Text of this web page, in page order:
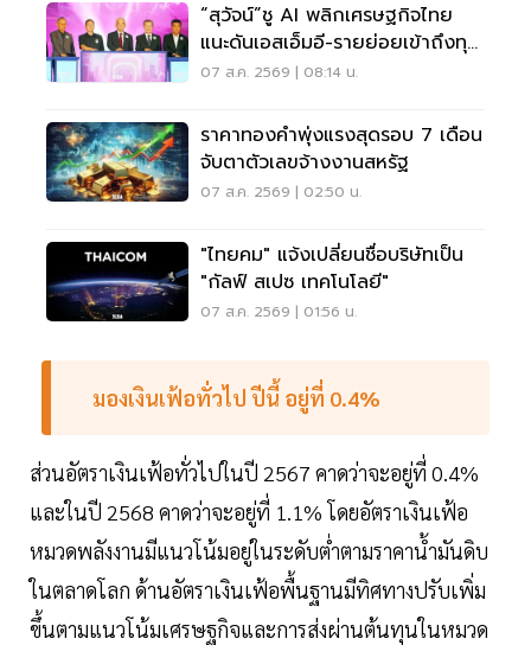
“สุวัจน์”ชู AI พลิกเศรษฐกิจไทย
แนะดันเอสเอ็มอี-รายย่อยเข้าถึงทุน
ฝ่าวิกฤต
07 ส.ค. 2569 | 08:14 น.
ราคาทองคำพุ่งแรงสุดรอบ 7 เดือน
จับตาตัวเลขจ้างงานสหรัฐ
07 ส.ค. 2569 | 02:50 น.
"ไทยคม" แจ้งเปลี่ยนชื่อบริษัทเป็น
"กัลฟ์ สเปซ เทคโนโลยี"
07 ส.ค. 2569 | 01:56 น.
มองเงินเฟ้อทั่วไป ปีนี้ อยู่ที่ 0.4%
ส่วนอัตราเงินเฟ้อทั่วไปในปี 2567 คาดว่าจะอยู่ที่ 0.4%
และในปี 2568 คาดว่าจะอยู่ที่ 1.1% โดยอัตราเงินเฟ้อ
หมวดพลังงานมีแนวโน้มอยู่ในระดับต่ำตามราคาน้ำมันดิบ
ในตลาดโลก ด้านอัตราเงินเฟ้อพื้นฐานมีทิศทางปรับเพิ่ม
ขึ้นตามแนวโน้มเศรษฐกิจและการส่งผ่านต้นทุนในหมวด